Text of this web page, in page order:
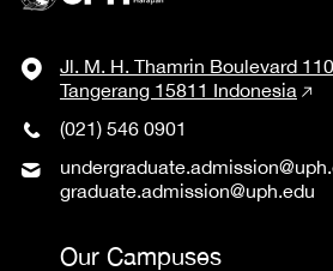
Jl. M. H. Thamrin Boulevard
Tangerang 15811 Indonesia
(021) 546 0901
graduate.admission@uph.edu
Our Campuses